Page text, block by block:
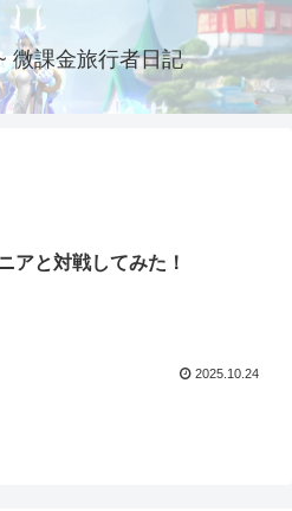
微課金旅行者日記
アと対戦してみた！
2025.10.24